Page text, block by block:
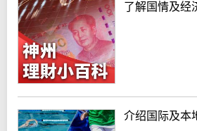
了解国情及经
介绍国际及本